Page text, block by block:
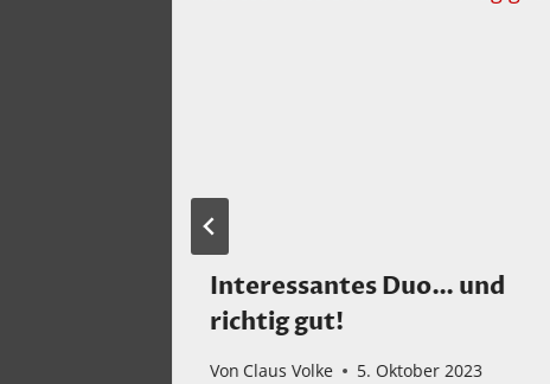
Interessantes Duo… und
richtig gut!
Von Claus Volke 5. Oktober 2023